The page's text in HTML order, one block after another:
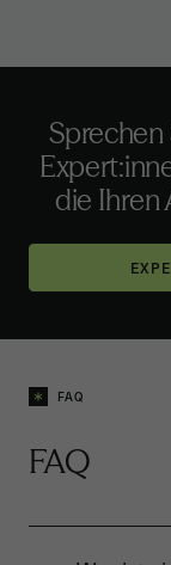
die Ihren
FAQ
FAQ